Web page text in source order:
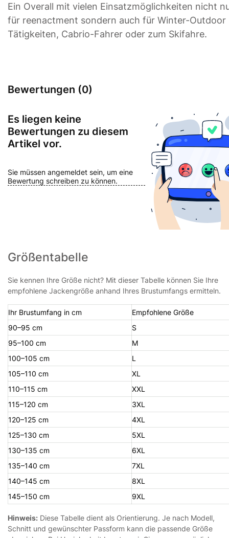
Ein Overall mit vielen Einsatzmöglichkeiten nicht
für reenactment sondern auch für Winter-Outdoor
Tätigkeiten, Cabrio-Fahrer oder zum Skifahre.
Bewertungen (0)
Es liegen keine
Bewertungen zu diesem
Artikel vor.
Sie müssen angemeldet sein, um eine
Bewertung schreiben zu können.
Größentabelle
Sie kennen Ihre Größe nicht? Mit dieser Tabelle können Sie Ihre
empfohlene Jackengröße anhand Ihres Brustumfangs ermitteln.
Ihr Brustumfang in cm
Empfohlene Größe
90–95 cm
S
95–100 cm
M
100–105 cm
L
105–110 cm
XL
110–115 cm
XXL
115–120 cm
3XL
120–125 cm
4XL
125–130 cm
5XL
130–135 cm
6XL
135–140 cm
7XL
140–145 cm
8XL
145–150 cm
9XL
Hinweis: Diese Tabelle dient als Orientierung. Je nach Modell,
Schnitt und gewünschter Passform kann die passende Größe